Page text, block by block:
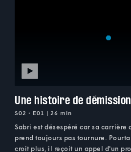
Une histoire de démission
S02 • E01 | 26 min
Sabri est désespéré car sa carrière
prend toujours pas tournure.
croit plus, il reçoit un appel d'un